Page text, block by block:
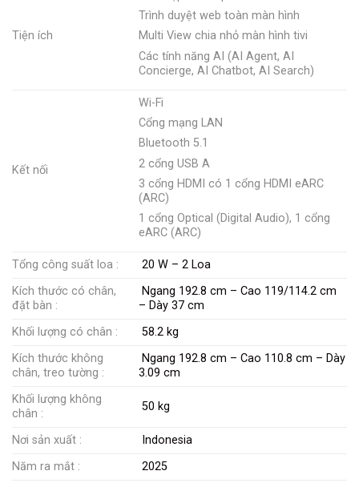
Tiện ích
Trình duyệt web toàn màn hình
Multi View chia nhỏ màn hình tivi
Các tính năng AI (AI Agent, AI
Concierge, AI Chatbot, AI Search)
Kết nối
Wi-Fi
Cổng mạng LAN
Bluetooth 5.1
2 cổng USB A
3 cổng HDMI có 1 cổng HDMI eARC
(ARC)
1 cổng Optical (Digital Audio), 1 cổng
eARC (ARC)
Tổng công suất loa :
20 W – 2 Loa
Kích thước có chân,
đặt bàn :
Ngang 192.8 cm – Cao 119/114.2 cm
– Dày 37 cm
Khối lượng có chân :
58.2 kg
Kích thước không
chân, treo tường :
Ngang 192.8 cm – Cao 110.8 cm – Dày
3.09 cm
Khối lượng không
chân :
50 kg
Nơi sản xuất :
Indonesia
Năm ra mắt :
2025